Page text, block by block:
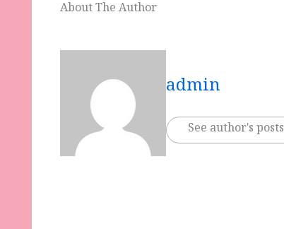
About The Author
admin
See author's posts